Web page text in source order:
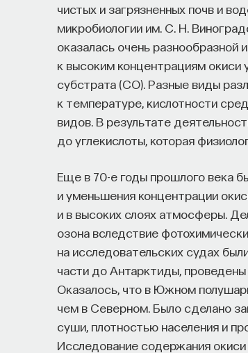
чистых и загрязненных почв и
микробиологии им. С. Н.
оказалась очень
к высоким концентрациям окиси
субстрата (СО). Разные виды
к температуре, кислотности
видов. В результате
до углекислоты, которая
Еще в 70-е годы прошлого века
и уменьшения концентрации
и в высоких слоях атмосферы.
озона вследствие
на исследовательских судах
части до Антарктиды,
Оказалось, что в Южном
чем в Северном. Было сделано
суши, плотностью населения и
Исследование содержания